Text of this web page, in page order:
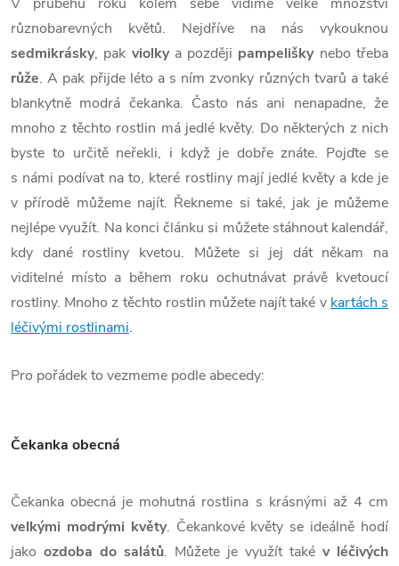
různobarevných květů. Nejdříve na nás vykouknou
sedmikrásky, pak violkya později pampeliškynebo třeba
růže. A pak přijde léto a s ním zvonky různých tvarů a také
blankytně modrá čekanka. Často nás ani nenapadne, že
mnoho z těchto rostlin má jedlé květy. Do některých z nich
byste to určitě neřekli, i když je dobře znáte. Pojďte se
s námi podívat na to, které rostliny mají jedlé květy a kde je
v přírodě můžeme najít. Řekneme si také, jak je můžeme
nejlépe využít. Na konci článku si můžete stáhnout kalendář,
kdy dané rostliny kvetou. Můžete si jej dát někam na
viditelné místo a během roku ochutnávat právě kvetoucí
rostliny. Mnoho z těchto rostlin můžete najít také v kartách s
léčivými rostlinami.
Pro pořádek to vezmeme podle abecedy:
Čekanka obecná
Čekanka obecná je mohutná rostlina s krásnými až 4 cm
velkými modrými květy. Čekankové květy se ideálně hodí
jako ozdoba do salátů. Můžete je využít také v léčivých